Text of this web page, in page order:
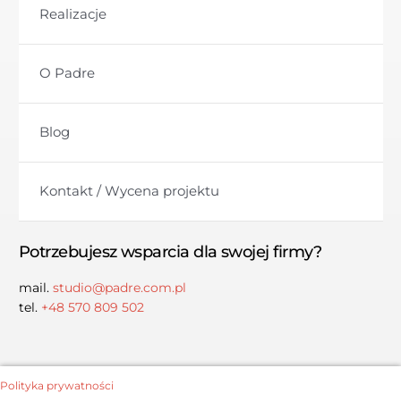
Realizacje
O Padre
Blog
Kontakt / Wycena projektu
Potrzebujesz wsparcia dla swojej firmy?
mail. studio@padre.com.pl
tel. +48 570 809 502
Polityka prywatności